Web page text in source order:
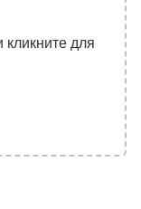
для